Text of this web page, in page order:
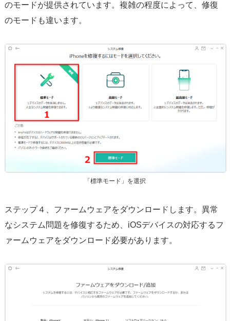
のモードが提供されています。複雑の程度によって、修復
のモードも違います。
「標準モード」を選択
ステップ４、ファームウェアをダウンロードします。異常
なシステム問題を修復するため、iOSデバイスの対応するフ
ァームウェアをダウンロード必要があります。